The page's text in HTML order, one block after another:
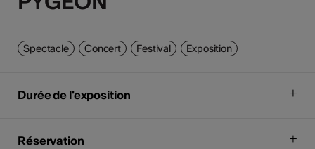
Spectacle Concert Festival Exposition
Durée de l'exposition
Réservation